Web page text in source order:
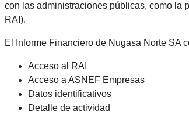
con las administraciones públicas, como la
RAI).
El Informe Financiero de Nugasa Norte SA
Acceso al RAI
Acceso a ASNEF Empresas
Datos identificativos
Detalle de actividad